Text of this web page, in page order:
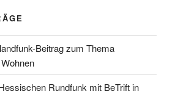
Beitrag zum Thema
Rundfunk mit BeTrift in